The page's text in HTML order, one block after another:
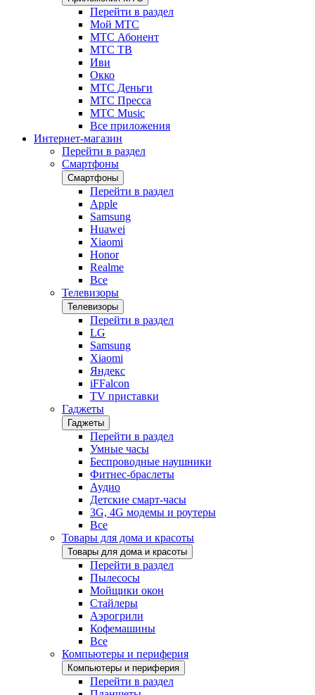
Перейти в раздел
Мой МТС
МТС Абонент
МТС ТВ
Иви
Окко
МТС Деньги
МТС Пресса
МТС Music
Все приложения
Интернет-магазин
Перейти в раздел
Смартфоны
Смартфоны
Перейти в раздел
Apple
Samsung
Huawei
Xiaomi
Honor
Realme
Все
Телевизоры
Телевизоры
Перейти в раздел
LG
Samsung
Xiaomi
Яндекс
iFFalcon
TV приставки
Гаджеты
Гаджеты
Перейти в раздел
Умные часы
Беспроводные наушники
Фитнес-браслеты
Аудио
Детские смарт-часы
3G, 4G модемы и роутеры
Все
Товары для дома и красоты
Товары для дома и красоты
Перейти в раздел
Пылесосы
Мойщики окон
Стайлеры
Аэрогрили
Кофемашины
Все
Компьютеры и периферия
Компьютеры и периферия
Перейти в раздел